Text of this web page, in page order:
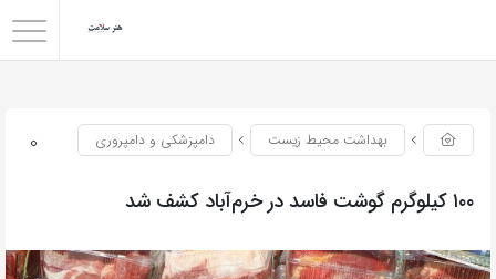
0 بهداشت محیط زیست دامپزشکی و دامپروری
۱۰۰ کیلوگرم گوشت فاسد در خرم‌آباد کشف شد